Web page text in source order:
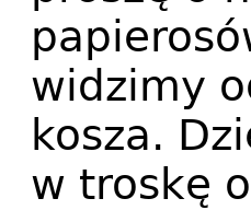
widzimy
kosza.
w troskę